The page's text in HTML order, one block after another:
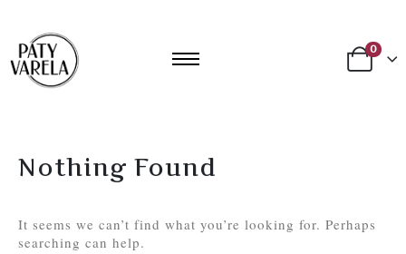
0
Nothing Found
It seems we can’t find what you’re looking for. Perhaps
searching can help.